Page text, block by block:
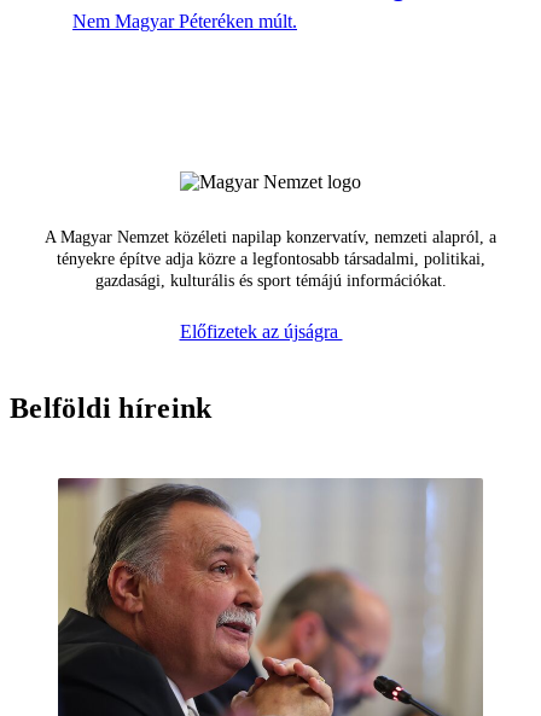
Nem Magyar Péteréken múlt.
A Magyar Nemzet közéleti napilap konzervatív, nemzeti alapról, a
tényekre építve adja közre a legfontosabb társadalmi, politikai,
gazdasági, kulturális és sport témájú információkat.
Előfizetek az újságra
Belföldi híreink